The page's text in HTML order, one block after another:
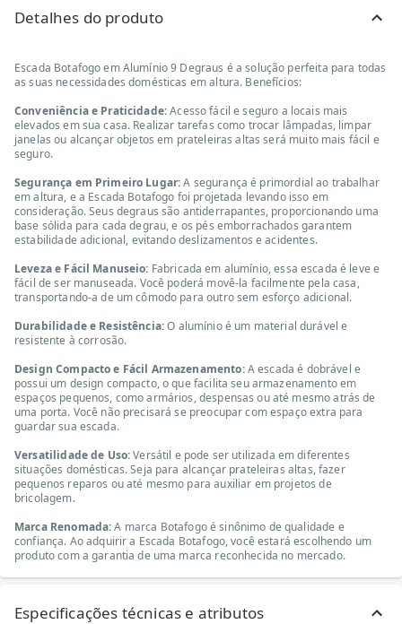
Detalhes do produto
Escada Botafogo em Alumínio 9 Degraus é a solução perfeita para todas
as suas necessidades domésticas em altura. Benefícios:
Conveniência e Praticidade:Acesso fácil e seguro a locais mais
elevados em sua casa. Realizar tarefas como trocar lâmpadas, limpar
janelas ou alcançar objetos em prateleiras altas será muito mais fácil e
seguro.
Segurança em Primeiro Lugar:A segurança é primordial ao trabalhar
em altura, e a Escada Botafogo foi projetada levando isso em
consideração. Seus degraus são antiderrapantes, proporcionando uma
base sólida para cada degrau, e os pés emborrachados garantem
estabilidade adicional, evitando deslizamentos e acidentes.
Leveza e Fácil Manuseio: Fabricada em alumínio, essa escada é leve e
fácil de ser manuseada. Você poderá movê-la facilmente pela casa,
transportando-a de um cômodo para outro sem esforço adicional.
Durabilidade e Resistência:O alumínio é um material durável e
resistente à corrosão.
Design Compacto e Fácil Armazenamento:A escada é dobrável e
possui um design compacto, o que facilita seu armazenamento em
espaços pequenos, como armários, despensas ou até mesmo atrás de
uma porta. Você não precisará se preocupar com espaço extra para
guardar sua escada.
Versatilidade de Uso:Versátil e pode ser utilizada em diferentes
situações domésticas. Seja para alcançar prateleiras altas, fazer
pequenos reparos ou até mesmo para auxiliar em projetos de
bricolagem.
Marca Renomada:A marca Botafogo é sinônimo de qualidade e
confiança. Ao adquirir a Escada Botafogo, você estará escolhendo um
produto com a garantia de uma marca reconhecida no mercado.
Especificações técnicas e atributos